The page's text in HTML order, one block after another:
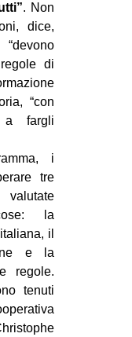
. Non
dice,
di
“con
a fargli
i
tre
valutate
la
il
e la
regole.
tenuti